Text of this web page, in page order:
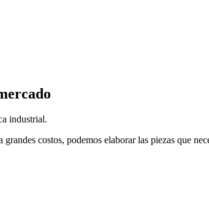
industrial.
costos, podemos elaborar las piezas que